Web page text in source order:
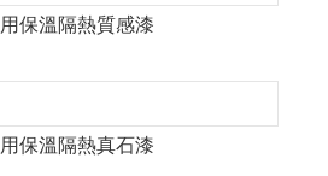
保溫隔熱質感漆
保溫隔熱真石漆